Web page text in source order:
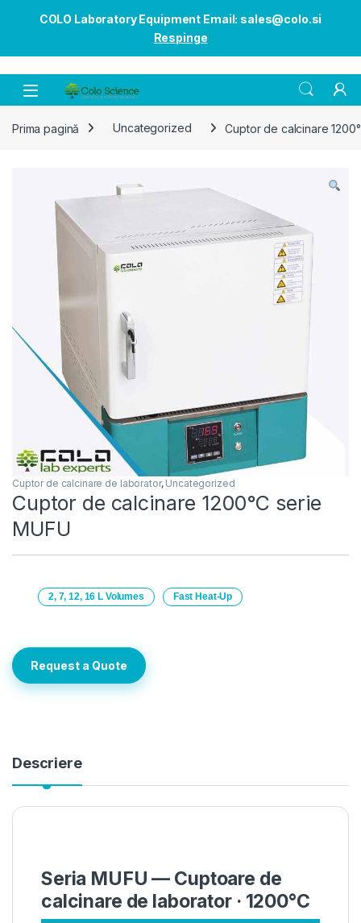
COLO Laboratory Equipment Email: sales@colo.si
Respinge
Open
Prima pagină Uncategorized Cuptor de calcinare
Cuptor de calcinare de laborator, Uncategorized
Cuptor de calcinare 1200°C serie
MUFU
2, 7, 12, 16 L Volumes Fast Heat‑Up
Request a Quote
Descriere
Seria MUFU — Cuptoare de
calcinare de laborator · 1200°C